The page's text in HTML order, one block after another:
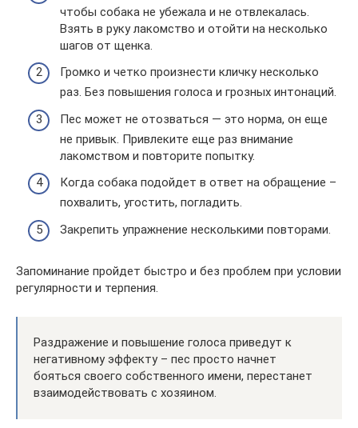
чтобы собака не убежала и не отвлекалась.
Взять в руку лакомство и отойти на несколько
шагов от щенка.
Громко и четко произнести кличку несколько
раз. Без повышения голоса и грозных интонаций.
Пес может не отозваться — это норма, он еще
не привык. Привлеките еще раз внимание
лакомством и повторите попытку.
Когда собака подойдет в ответ на обращение –
похвалить, угостить, погладить.
Закрепить упражнение несколькими повторами.
Запоминание пройдет быстро и без проблем при условии
регулярности и терпения.
Раздражение и повышение голоса приведут к
негативному эффекту – пес просто начнет
бояться своего собственного имени, перестанет
взаимодействовать с хозяином.